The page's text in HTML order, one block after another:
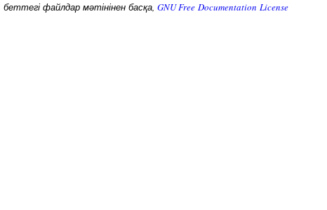
файлдар мәтінінен басқа, GNU Free Documentation License